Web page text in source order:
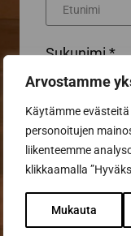
Arvostamme
Käytämme
personoitujen
liikenteemme
klikkaamalla
Mukauta
Sukunimi *
Puhelin
Sähköposti *